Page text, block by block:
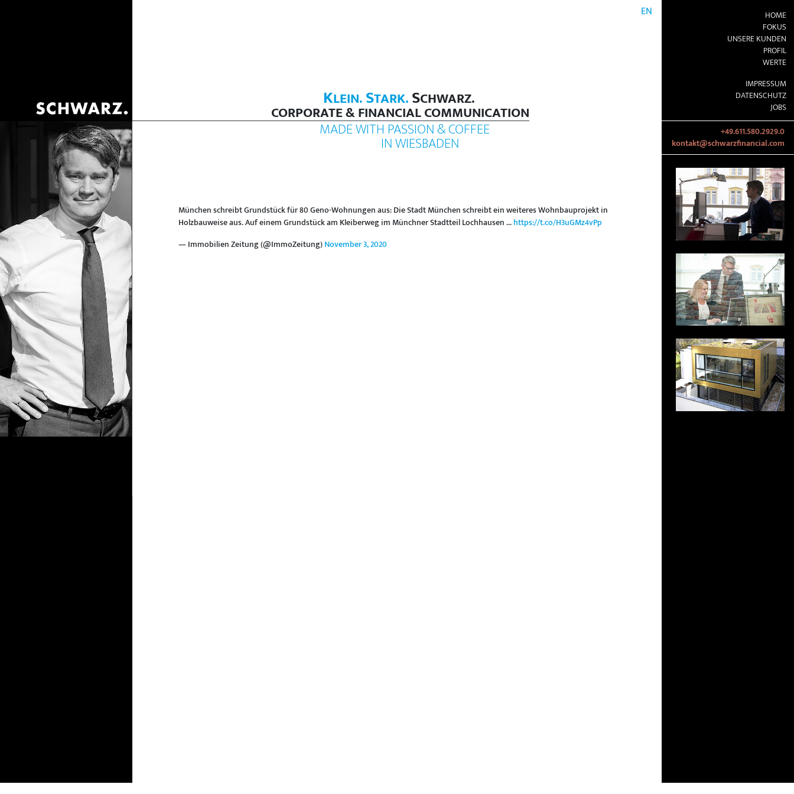
KLEIN.STARK.SCHWARZ.
CORPORATE & FINANCIAL COMMUNICATION
EN
HOME
FOKUS
UNSERE KUNDEN
PROFIL
WERTE
IMPRESSUM
DATENSCHUTZ
JOBS
MADE WITH PASSION & COFFEE
IN WIESBADEN
München schreibt Grundstück für 80 Geno-Wohnungen aus: Die Stadt München schreibt ein weiteres Wohnbauprojekt in
Holzbauweise aus. Auf einem Grundstück am Kleiberweg im Münchner Stadtteil Lochhausen ...https://t.co/H3uGMz4vPp
— Immobilien Zeitung (@ImmoZeitung)November 3, 2020
+49.611.580.2929.0
kontakt@schwarzfinancial.com